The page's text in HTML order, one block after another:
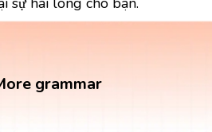
grammar